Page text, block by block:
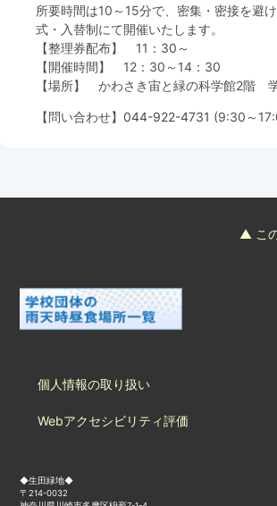
園内のご案内
園内のご案内
生田緑地の樹木ごよみ
学校団体の雨天時の昼食場所
イベント情報
フード＆カフェ
お問合わせ
所要時間は10～15分で、密集・密接を避
式・入替制にて開催いたします。
【整理券配布】 11：30～
【開催時間】 12：30～14：30
【場所】 かわさき宙と緑の科学館2階
【問い合わせ】 044-922-4731 (9:30～
▲ こ
個人情報の取り扱い
Webアクセシビリティ評価
◆生田緑地◆
〒214-0032